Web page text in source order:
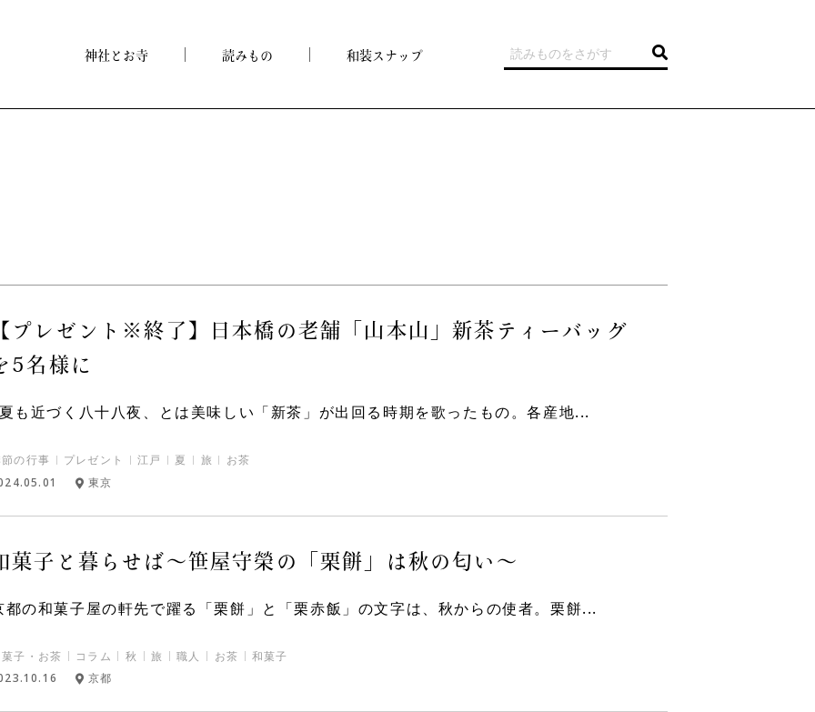
神社とお寺 読みもの 和装スナップ
プレゼント※終了】日本橋の老舗「山本山」新茶ティーバッグ
5名様に
も近づく八十八夜、とは美味しい「新茶」が出回る時期を歌ったもの。各産地...
の行事 プレゼント 江戸 夏 旅 お茶
東京
菓子と暮らせば〜笹屋守榮の「栗餅」は秋の匂い〜
都の和菓子屋の軒先で躍る「栗餅」と「栗赤飯」の文字は、秋からの使者。栗餅...
子・お茶 コラム 秋 旅 職人 お茶 和菓子
京都